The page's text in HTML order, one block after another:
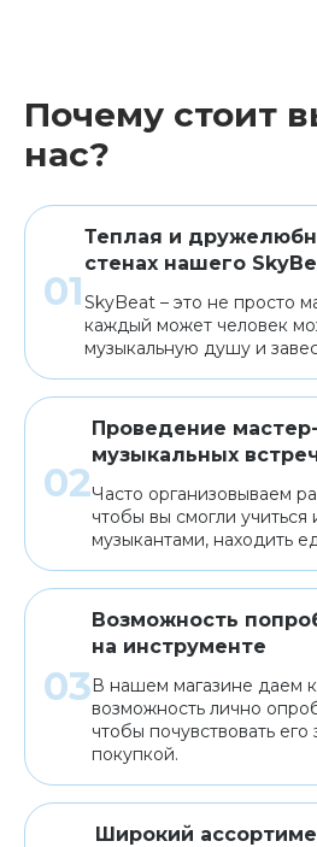
Почему стоит
нас?
Теплая и
стенах нашего
SkyBeat – это не просто
каждый может человек
музыкальную душу и
Проведение
музыкальных
Часто организовываем
чтобы вы смогли учиться
музыкантами, находить
Возможность
на инструменте
В нашем магазине даем
возможность лично
чтобы почувствовать
покупкой.
Широкий